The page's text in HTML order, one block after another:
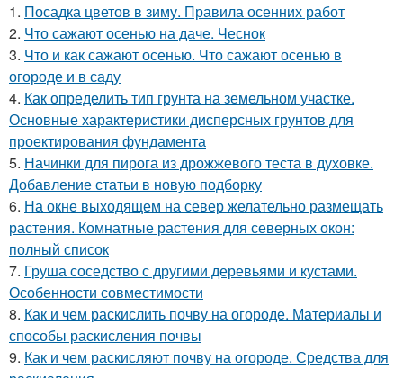
1. Посадка цветов в зиму. Правила осенних работ
2. Что сажают осенью на даче. Чеснок
3. Что и как сажают осенью. Что сажают осенью в
огороде и в саду
4. Как определить тип грунта на земельном участке.
Основные характеристики дисперсных грунтов для
проектирования фундамента
5. Начинки для пирога из дрожжевого теста в духовке.
Добавление статьи в новую подборку
6. На окне выходящем на север желательно размещать
растения. Комнатные растения для северных окон:
полный список
7. Груша соседство с другими деревьями и кустами.
Особенности совместимости
8. Как и чем раскислить почву на огороде. Материалы и
способы раскисления почвы
9. Как и чем раскисляют почву на огороде. Средства для